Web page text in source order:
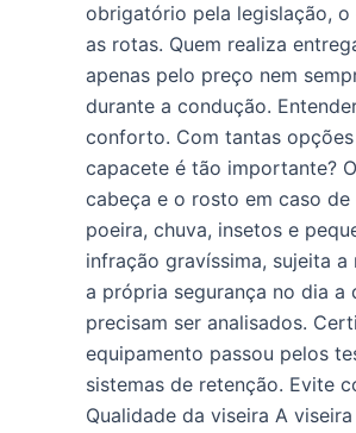
obrigatório pela legislação,
as rotas. Quem realiza
apenas pelo preço nem
durante a condução.
conforto. Com tantas
capacete é tão importante?
cabeça e o rosto em caso
poeira, chuva, insetos e
infração gravíssima, sujeita
a própria segurança no dia a
precisam ser analisados.
equipamento passou pelos
sistemas de retenção. Evite
Qualidade da viseira A